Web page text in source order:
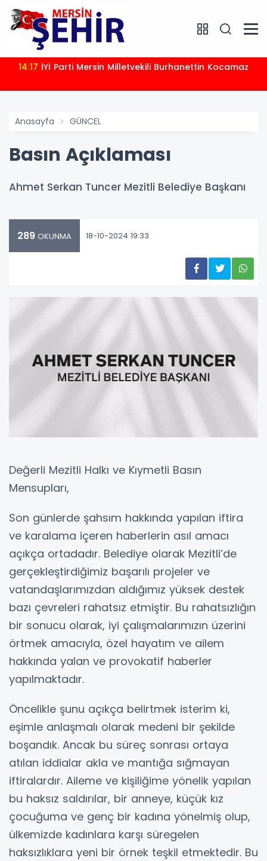
14:17 İYİ Parti Mersin Milletvekili Burhanettin Kocamaz
Anasayfa GÜNCEL
Basın Açıklaması
Ahmet Serkan Tuncer Mezitli Belediye Başkanı
289 OKUNMA 18-10-2024 19:33
Değerli Mezitli Halkı ve Kıymetli Basın
Mensupları,
Son günlerde şahsım hakkında yapılan iftira
ve karalama içeren haberlerin asıl amacı
açıkça ortadadır. Belediye olarak Mezitli’de
gerçekleştirdiğimiz başarılı projeler ve
vatandaşlarımızdan aldığımız yüksek destek
bazı çevreleri rahatsız etmiştir. Bu rahatsızlığın
bir sonucu olarak, iyi çalışmalarımızın üzerini
örtmek amacıyla, özel hayatım ve ailem
hakkında yalan ve provokatif haberler
yapılmaktadır.
Öncelikle şunu açıkça belirtmek isterim ki,
eşimle anlaşmalı olarak medeni bir şekilde
boşandık. Ancak bu süreç sonrası ortaya
atılan iddialar akla ve mantığa sığmayan
iftiralardır. Aileme ve kişiliğime yönelik yapılan
bu haksız saldırılar, bir anneye, küçük kız
çocuğuma ve genç bir kadına yönelmiş olup,
ülkemizde kadınlara karşı süregelen
haksızlıklara yeni bir örnek teşkil etmektedir. Bu